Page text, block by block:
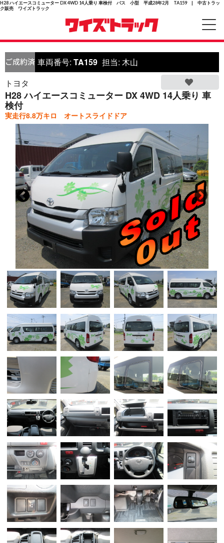
H28 ハイエースコミューター DX 4WD 14人乗り 車検付 バス 小型 平成28年2月 TA159 | 中古トラッ
ク販売 ワイズトラック
車両番号: TA159 担当: 木山
トヨタ
H28 ハイエースコミューター DX 4WD 14人乗り 車
検付
実走行8.8万キロ オートスライドドア